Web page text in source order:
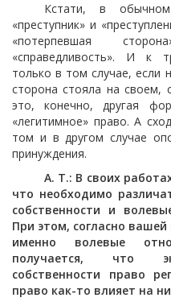
Кстати, в
«преступник» и
«потерпевшая
«справедливость». И к
только в том случае, если
сторона стояла на своем,
это, конечно, другая
«легитимное» право. А
том и в другом случае
принуждения.
А. Т.: В своих
что необходимо
собственности и
При этом, согласно
именно волевые
получается, что
собственности право
право как-то влияет на